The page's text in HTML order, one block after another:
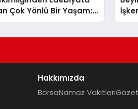
Çok Yönlü Bir Yaşam:
Şahin Yaman
Hakkımızda
BorsaNamaz Vakitleri